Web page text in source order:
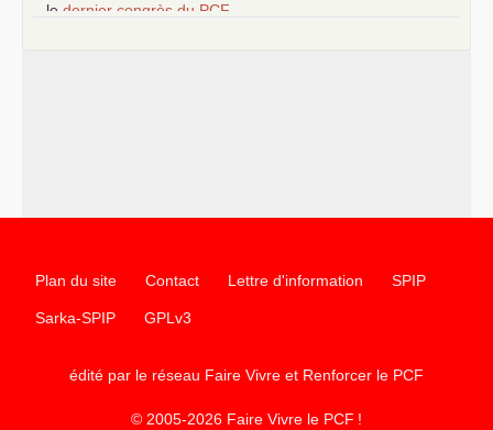
le dernier congrès du PCF
Plan du site Contact Lettre d'information SPIP
Sarka-SPIP GPLv3
édité par le réseau Faire Vivre et Renforcer le PCF
© 2005-2026 Faire Vivre le PCF !